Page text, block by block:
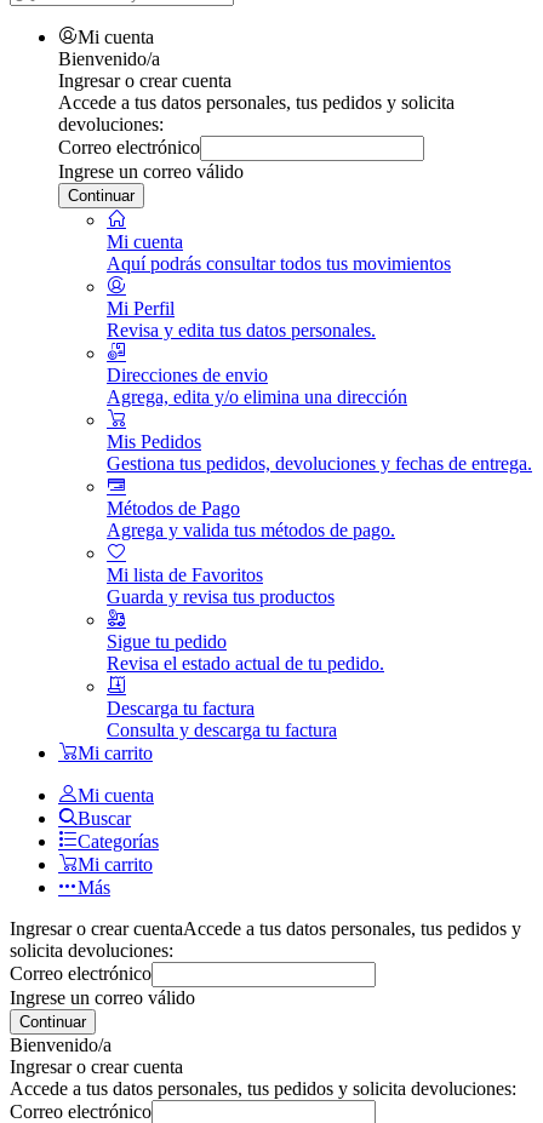
Mi cuenta
Bienvenido/a
Ingresar o crear cuenta
Accede a tus datos personales, tus pedidos y solicita
devoluciones:
Correo electrónico
Ingrese un correo válido
Continuar
Mi cuenta
Aquí podrás consultar todos tus movimientos
Mi Perfil
Revisa y edita tus datos personales.
Direcciones de envio
Agrega, edita y/o elimina una dirección
Mis Pedidos
Gestiona tus pedidos, devoluciones y fechas de entrega.
Métodos de Pago
Agrega y valida tus métodos de pago.
Mi lista de Favoritos
Guarda y revisa tus productos
Sigue tu pedido
Revisa el estado actual de tu pedido.
Descarga tu factura
Consulta y descarga tu factura
Mi carrito
Mi cuenta
Buscar
Categorías
Mi carrito
Más
Ingresar o crear cuentaAccede a tus datos personales, tus pedidos y
solicita devoluciones:
Correo electrónico
Ingrese un correo válido
Continuar
Bienvenido/a
Ingresar o crear cuenta
Accede a tus datos personales, tus pedidos y solicita devoluciones:
Correo electrónico